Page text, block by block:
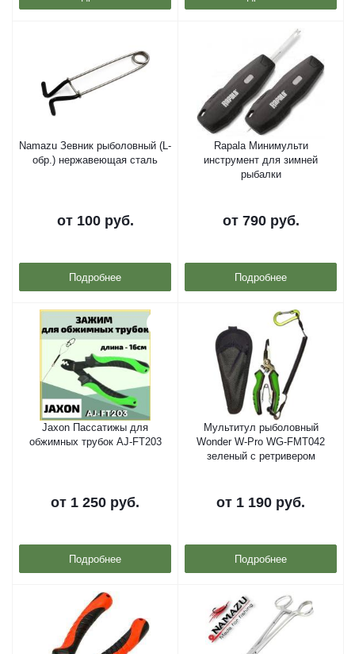
Namazu Зевник рыболовный (L-
обр.) нержавеющая сталь
от 100 руб.
Подробнее
Rapala Минимульти
инструмент для зимней
рыбалки
от 790 руб.
Подробнее
Jaxon Пассатижы для
обжимных трубок AJ-FT203
от 1 250 руб.
Подробнее
Мультитул рыболовный
Wonder W-Pro WG-FMT042
зеленый с ретривером
от 1 190 руб.
Подробнее